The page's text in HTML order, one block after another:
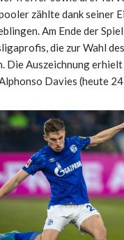
zählte dank seiner
Am Ende der
die zur Wahl
Die Auszeichnung
Davies (heute